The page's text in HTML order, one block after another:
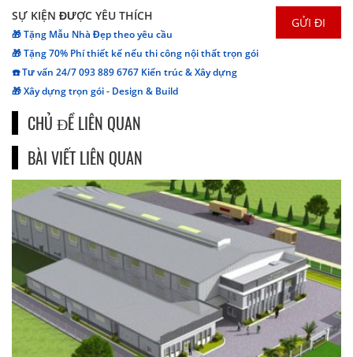
SỰ KIỆN ĐƯỢC YÊU THÍCH
🎁 Tặng Mẫu Nhà Đẹp theo yêu cầu
🎁 Tặng 70% Phí thiết kế nếu thi công nội thất trọn gói
☎️ Tư vấn 24/7 093 889 6767 Kiến trúc & Xây dựng
🎁 Xây dựng trọn gói - Design & Build
CHỦ ĐỀ LIÊN QUAN
BÀI VIẾT LIÊN QUAN